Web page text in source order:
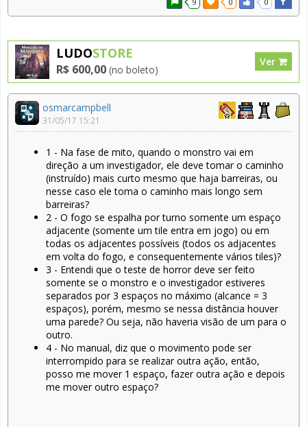
LUDOSTORE
R$ 600,00 (no boleto)
Ver
osmarcampbell
31/05/17 15:21
1 - Na fase de mito, quando o monstro vai em
direção a um investigador, ele deve tomar o caminho
(instruído) mais curto mesmo que haja barreiras, ou
nesse caso ele toma o caminho mais longo sem
barreiras?
2 - O fogo se espalha por turno somente um espaço
adjacente (somente um tile entra em jogo) ou em
todas os adjacentes possíveis (todos os adjacentes
em volta do fogo, e consequentemente vários tiles)?
3 - Entendi que o teste de horror deve ser feito
somente se o monstro e o investigador estiveres
separados por 3 espaços no máximo (alcance = 3
espaços), porém, mesmo se nessa distância houver
uma parede? Ou seja, não haveria visão de um para o
outro.
4 - No manual, diz que o movimento pode ser
interrompido para se realizar outra ação, então,
posso me mover 1 espaço, fazer outra ação e depois
me mover outro espaço?